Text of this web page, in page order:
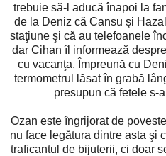
trebuie să-l aducă înapoi la
de la Deniz că Cansu şi
staţiune şi că au telefoanele
dar Cihan îl informează
cu vacanţa. Împreună cu
termometrul lăsat în grabă
presupun că fetele s-
Ozan este îngrijorat de
nu face legătura dintre asta şi
traficantul de bijuterii, ci doar